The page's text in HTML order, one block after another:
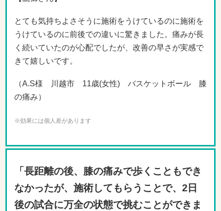
とても気持ちよさそうに施術をうけているのに施術を
うけているのに前後での違いに驚きました。痛みが長
く続いていたのが心配でしたが、改善の早さが実感で
きて嬉しいです。
（A.S様 川越市 11歳(女性) バスケットボール 膝
の痛み）
※効果には個人差があります
「長距離の後、膝の痛みで歩くこともでき
なかったが、施術してもらうことで、2日
後の試合に万全の状態で挑むことができま